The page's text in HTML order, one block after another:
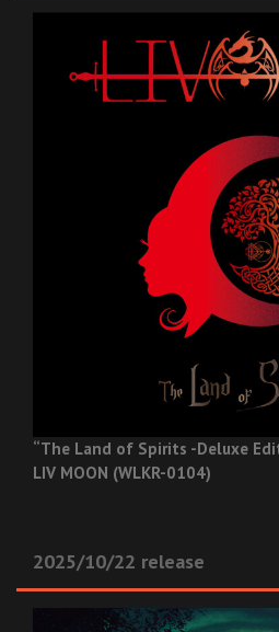
“The Land of Spirits -Deluxe
LIV MOON (WLKR-0104)
2025/10/22 release